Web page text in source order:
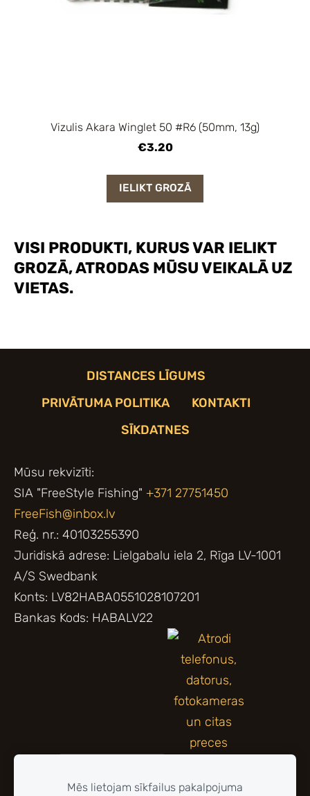
VISI PRODUKTI, KURUS VAR IELIKT
GROZĀ, ATRODAS MŪSU VEIKALĀ UZ
VIETAS.
Vizulis Akara Winglet 50 #R6 (50mm, 13g)
€3.20
IELIKT GROZĀ
DISTANCES LĪGUMS
PRIVĀTUMA POLITIKA
KONTAKTI
SĪKDATNES
Mūsu rekvizīti:
SIA "FreeStyle Fishing" +371 27751450
FreeFish@inbox.lv
Reģ. nr.: 40103255390
Juridiskā adrese: Lielgabalu iela 2, Rīga LV-1001
A/S Swedbank
Konts: LV82HABA0551028107201
Bankas Kods: HABALV22
Mēs lietojam sīkfailus pakalpojuma